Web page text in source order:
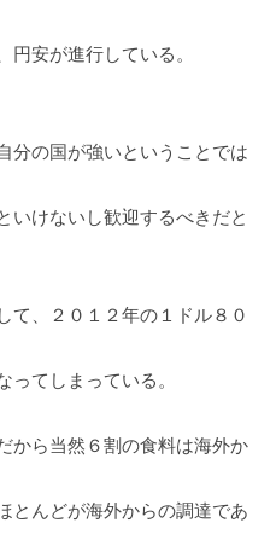
円安が進行している。
分の国が強いということでは
いけないし歓迎するべきだと
て、２０１２年の１ドル８０
ってしまっている。
から当然６割の食料は海外か
とんどが海外からの調達であ